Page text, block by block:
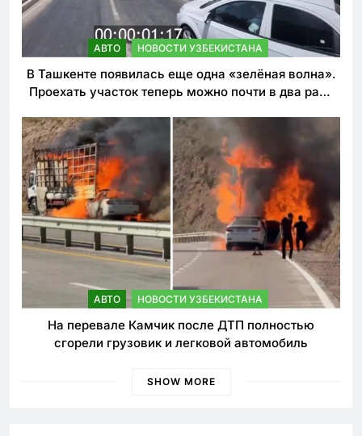
АВТО НОВОСТИ УЗБЕКИСТАНА
В Ташкенте появилась еще одна «зелёная волна».
Проехать участок теперь можно почти в два раза
АВТО НОВОСТИ УЗБЕКИСТАНА
На перевале Камчик после ДТП полностью
сгорели грузовик и легковой автомобиль
SHOW MORE